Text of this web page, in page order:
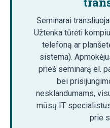
Seminarai
Užtenka tūrėti
telefoną ar
sistema).
prieš seminarą el.
bei
nesklandumams,
mūsų IT
prie